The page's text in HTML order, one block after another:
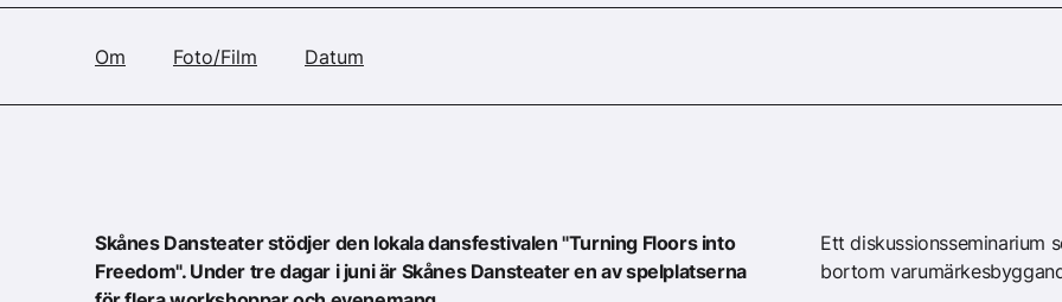
Om Foto/Film Datum
Skånes Dansteater stödjer den lokala dansfestivalen "Turning Floors into
Freedom". Under tre dagar i juni är Skånes Dansteater en av spelplatserna
Ett diskussionsseminarium
bortom